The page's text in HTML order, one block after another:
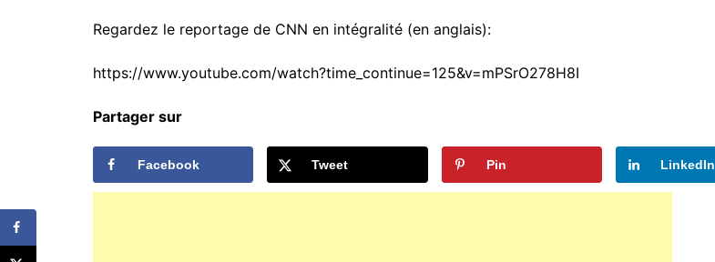
Regardez le reportage de CNN en intégralité (en anglais):
https://www.youtube.com/watch?time_continue=125&v=mPSrO278H8I
Partager sur
Facebook Tweet Pin LinkedIn